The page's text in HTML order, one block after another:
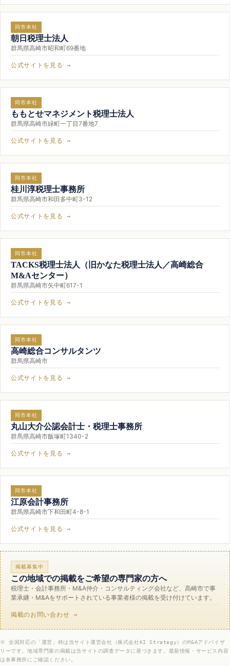
同市本社
朝日税理士法人
群馬県高崎市昭和町69番地
公式サイトを見る →
同市本社
ももとせマネジメント税理士法人
群馬県高崎市緑町一丁目7番地7
公式サイトを見る →
同市本社
桂川淳税理士事務所
群馬県高崎市和田多中町3-12
公式サイトを見る →
同市本社
TACKS税理士法人（旧かなた税理士法人／高崎総合
M&Aセンター）
群馬県高崎市矢中町617-1
公式サイトを見る →
同市本社
高崎総合コンサルタンツ
群馬県高崎市
公式サイトを見る →
同市本社
丸山大介公認会計士・税理士事務所
群馬県高崎市飯塚町1340-2
公式サイトを見る →
同市本社
江原会計事務所
群馬県高崎市下和田町4-8-1
公式サイトを見る →
掲載募集中
この地域での掲載をご希望の専門家の方へ
税理士・会計事務所・M&A仲介・コンサルティング会社など、高崎市で事
業承継・M&Aをサポートされている事業者様の掲載を受け付けています。
掲載のお問い合わせ →
※ 全国対応の「運営」枠は当サイト運営会社（株式会社KI Strategy）のM&Aアドバイザ
リーです。地域専門家の掲載は当サイトの調査データに基づきます。最新情報・サービス内容
は各事務所にご確認ください。